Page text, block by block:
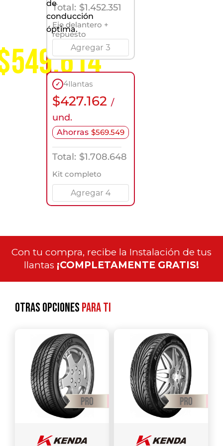
servicio
a
nivel
nacional
Total: $1.452.351
Eje delantero +
repuesto
Agregar 3
✓ 4llantas
$427.162 /
und.
Ahorras $569.549
Total: $1.708.648
Kit completo
Agregar 4
de
conducción
óptima.
Con tu compra, recibe la Instalación de tus
llantas ¡COMPLETAMENTE GRATIS!
Otras opcionespara ti